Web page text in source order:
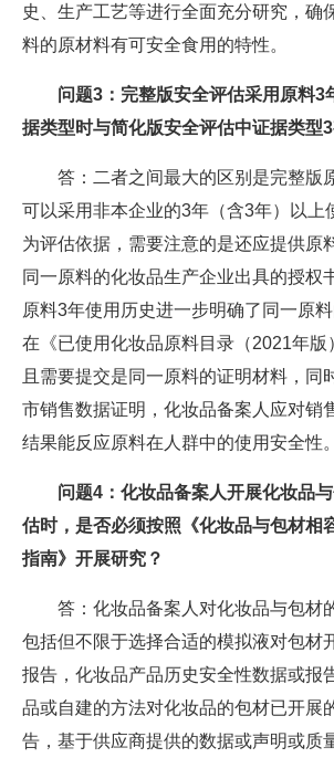
史、生产工艺等进行全面充分研究，确
料的原材料有可安全食用的特性。
问题3：完整版安全评估采用原料3
据类型时与简化版安全评估中证据类型
答：二者之间最大的区别是完整版
可以采用非本企业的3年（含3年）以上
为评估依据，需要注意的是还应提供原
同一原料的化妆品生产企业出具的授权
原料3年使用历史进一步明确了同一原
在《已使用化妆品原料目录（2021年版
且需要提交是同一原料的证明材料，同
市销售数据证明，化妆品备案人应对销
结果能反应原料在人群中的使用安全性。
问题4：化妆品备案人开展化妆品与
估时，是否必须按照《化妆品与包材相
指南》开展研究？
答：化妆品备案人对化妆品与包材
包括但不限于选择合适的模拟液对包材
报告，化妆品产品历史安全性数据或报
品或自建的方法对化妆品的包材已开展
告，基于供应商提供的数据或声明或质